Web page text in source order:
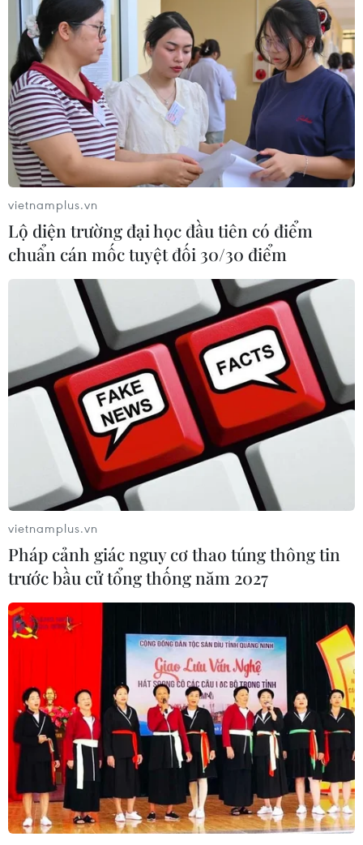
vietnamplus.vn
Lộ diện trường đại học đầu tiên có điểm
chuẩn cán mốc tuyệt đối 30/30 điểm
vietnamplus.vn
Pháp cảnh giác nguy cơ thao túng thông tin
trước bầu cử tổng thống năm 2027